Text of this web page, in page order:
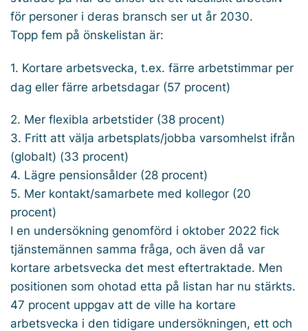
för personer i deras bransch ser ut år 2030.
Topp fem på önskelistan är:
1. Kortare arbetsvecka, t.ex. färre arbetstimmar per
dag eller färre arbetsdagar (57 procent)
2. Mer flexibla arbetstider (38 procent)
3. Fritt att välja arbetsplats/jobba varsomhelst ifrån
(globalt) (33 procent)
4. Lägre pensionsålder (28 procent)
5. Mer kontakt/samarbete med kollegor (20
procent)
I en undersökning genomförd i oktober 2022 fick
tjänstemännen samma fråga, och även då var
kortare arbetsvecka det mest eftertraktade. Men
positionen som ohotad etta på listan har nu stärkts.
47 procent uppgav att de ville ha kortare
arbetsvecka i den tidigare undersökningen, ett och